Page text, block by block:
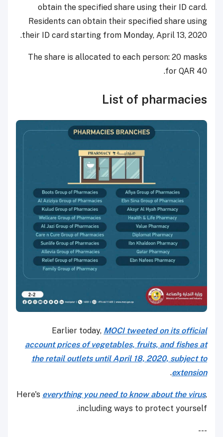
obtain the specified share using their ID card.
Residents can obtain their specified share using
their ID card starting from Monday, April 13, 2020.
The share is allocated to each person: 20 masks
for QAR 40.
List of pharmacies
Earlier today, MOCI tweeted on its official
account prices of vegetables, fruits, and fishes at
the retail outlets until April 18, 2020, subject to
extension
.
Here's everything you need to know about the virus,
including ways to protect yourself.
---